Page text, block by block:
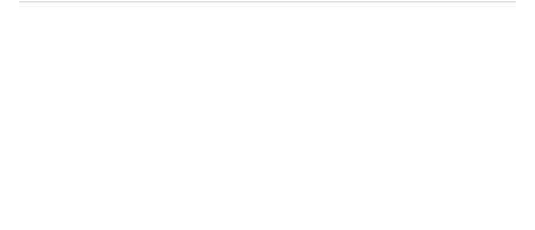
ЕС ЕК СПГ импорт СПГ